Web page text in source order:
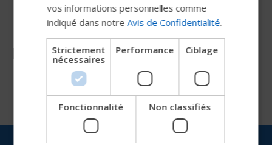
Ressources
Essayez notre nouveau guide
Permobil
NORWEGIAN
CHINESE (SIMPLIFIED)
SPANISH
vos informations personnelles comme
indiqué dans notreAvis de Confidentialité.
Strictement
nécessaires
Performance Ciblage
Fonctionnalité Non classifiés